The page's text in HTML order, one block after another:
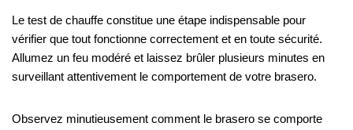
Le test de chauffe constitue une étape indispensable pour
vérifier que tout fonctionne correctement et en toute sécurité.
Allumez un feu modéré et laissez brûler plusieurs minutes en
surveillant attentivement le comportement de votre brasero.
Observez minutieusement comment le brasero se comporte